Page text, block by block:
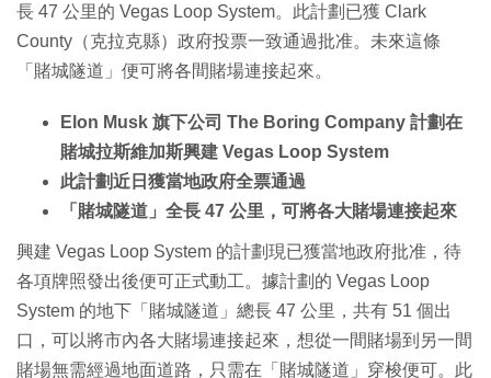
長 47 公里的 Vegas Loop System。此計劃已獲 Clark
County（克拉克縣）政府投票一致通過批准。未來這條
「賭城隧道」便可將各間賭場連接起來。
Elon Musk 旗下公司 The Boring Company 計劃在
賭城拉斯維加斯興建 Vegas Loop System
此計劃近日獲當地政府全票通過
「賭城隧道」全長 47 公里，可將各大賭場連接起來
興建 Vegas Loop System 的計劃現已獲當地政府批准，待
各項牌照發出後便可正式動工。據計劃的 Vegas Loop
System 的地下「賭城隧道」總長 47 公里，共有 51 個出
口，可以將市內各大賭場連接起來，想從一間賭場到另一間
賭場無需經過地面道路，只需在「賭城隧道」穿梭便可。此